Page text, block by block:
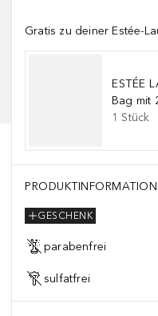
Gratis zu deiner Estée-
ESTÉE
Bag mit
1 Stück
GESCHENK
parabenfrei
sulfatfrei